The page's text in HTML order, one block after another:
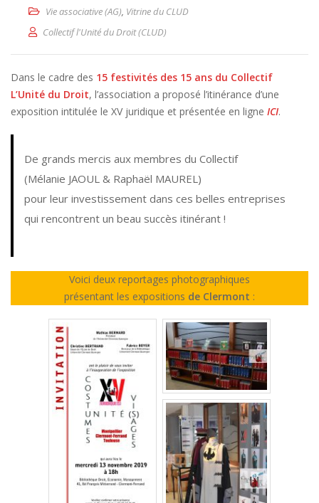
Vie associative (AG), Vitrine du CLUD
Collectif l'Unité du Droit (CLUD)
Dans le cadre des 15 festivités des 15 ans du Collectif
L’Unité du Droit, l’association a proposé l’itinérance d’une
exposition intitulée le XV juridique et présentée en ligne ICI.
De grands mercis aux membres du Collectif
(Mélanie JAOUL & Raphaël MAUREL)
pour leur investissement dans ces belles entreprises
qui rencontrent un beau succès itinérant !
Voici deux reportages photographiques
présentant les expositions de Clermont :